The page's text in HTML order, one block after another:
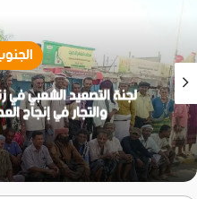
لجنة التصعيد الشعبي في
والتجار في إنجاح